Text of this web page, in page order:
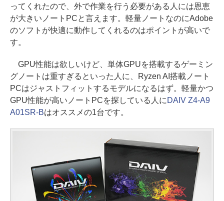
ってくれたので、外で作業を行う必要がある人には恩恵
が大きいノートPCと言えます。軽量ノートなのにAdobe
のソフトが快適に動作してくれるのはポイントが高いで
す。
GPU性能は欲しいけど、単体GPUを搭載するゲーミン
グノートは重すぎるといった人に、Ryzen AI搭載ノート
PCはジャストフィットするモデルになるはず。軽量かつ
GPU性能が高いノートPCを探している人に DAIV Z4-A9
A01SR-Bはオススメの1台です。